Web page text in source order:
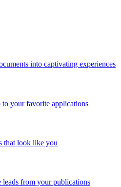
into captivating experiences
to your favorite applications
that look like you
leads from your publications